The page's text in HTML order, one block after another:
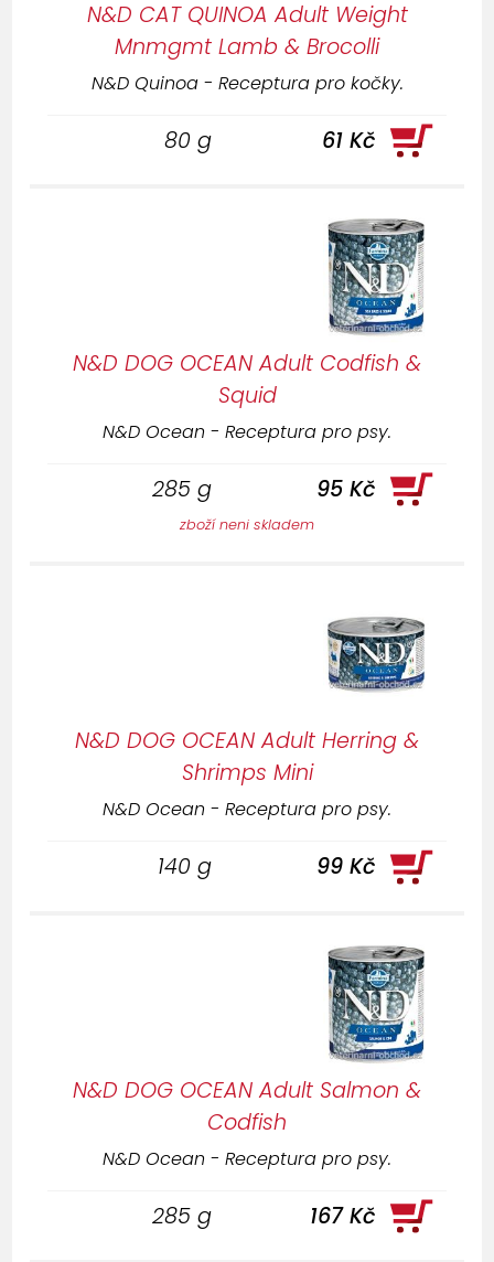
N&D CAT QUINOA Adult Weight
Mnmgmt Lamb & Brocolli
N&D Quinoa - Receptura pro kočky.
80 g 61 Kč
N&D DOG OCEAN Adult Codfish &
Squid
N&D Ocean - Receptura pro psy.
285 g 95 Kč
zboží neni skladem
N&D DOG OCEAN Adult Herring &
Shrimps Mini
N&D Ocean - Receptura pro psy.
140 g 99 Kč
N&D DOG OCEAN Adult Salmon &
Codfish
N&D Ocean - Receptura pro psy.
285 g 167 Kč